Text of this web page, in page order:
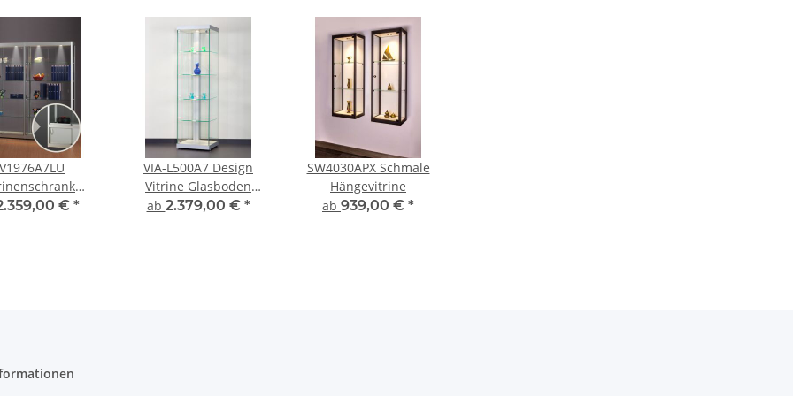
Vitrine mit
€ *
VIA-L500A7 Design
Vitrine Glasboden
Beleuchtung mit LED
ab 2.379,00 € *
SW4030APX Schmale
Hängevitrine
ab 939,00 € *